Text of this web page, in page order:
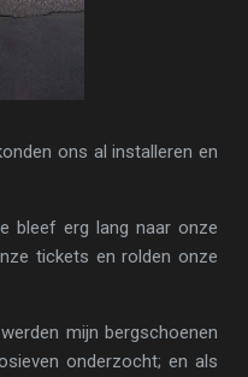
ons al installeren en
bleef erg lang naar onze
tickets en rolden onze
mijn bergschoenen
onderzocht; en als